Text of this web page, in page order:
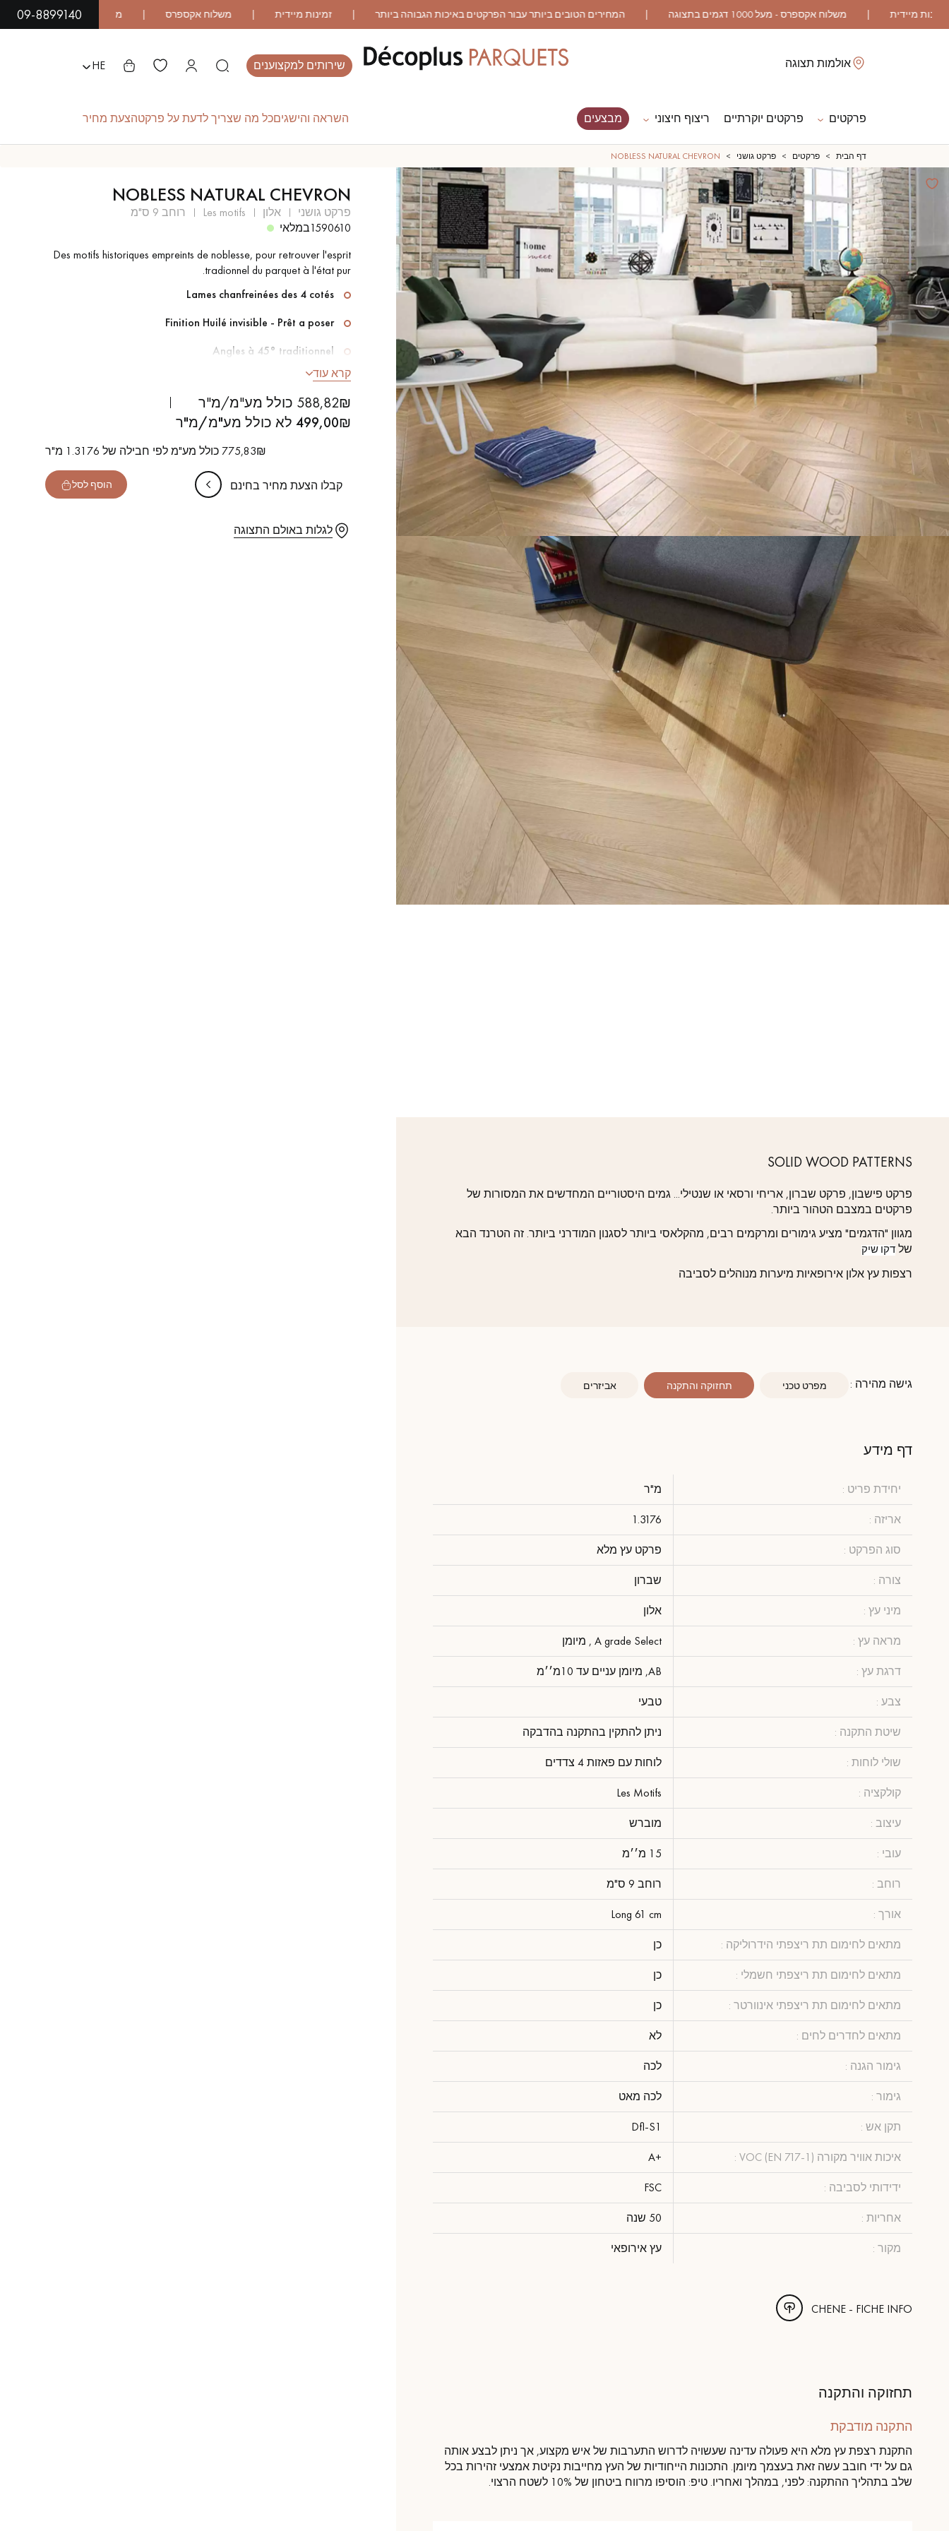
09-8899140
אולמות תצוגה שירותים למקצוענים HE
פרקטים פרקטים יוקרתיים ריצוף חיצוני מבצעים השראה והישגיםכל מה שצריך לדעת על פרקטהצעת מחיר
LES RECHERCHES LES PLUS COURANTES
פרקט גושני פרקט רב שכבתי
WOOD VENEER
FLOORING
פרקט עם דפוס פרקט עץ אקזוטי פרקט לכה
פרקט גימור שמן פרקט גולמי פרקט מיושן פרקט עץ אלון מעושן פרקט לוחות רחבים
אביזרי לפרקט
Our advisors are available at
09-8899140
?יש לכם פרויקט חדש
המומחים שלנו עומדים לרשותכם כדי להדריך אותכם שלב אחר שלב בבחירה ובהתקנה של הפרקט שלכם.
קבל שיחה חוזרת מיועץ של
דקופלוס פרקטים.
קבעו פגישה מותאמת אישית.
דף הבית פרקטים פרקט גושני NOBLESS NATURAL CHEVRON
NOBLESS NATURAL CHEVRON
פרקט גושני אלון les motifs
רוחב 9 ס"מ
1590610במלאי
Des motifs historiques empreints de noblesse, pour retrouver l'esprit
tradionnel du parquet à l'état pur.
Lames chanfreinées des 4 cotés
Finition Huilé invisible - Prêt a poser
Angles à 45° traditionnel
Pose collée sur support
קרא עוד
588,82₪ כולל מע"מ/מ"ר
499,00₪ לא כולל מע"מ/מ"ר
775,83₪ כולל מע"מ לפי חבילה של 1.3176 מ"ר
קבלו הצעת מחיר בחינם
מ"ר
או
הוסף לסל
לגלות באולם התצוגה
SOLID WOOD PATTERNS
פרקט פישבון, פרקט שברון, אריחי ורסאי או שנטילי... גמים היסטוריים המחדשים את המסורות של
פרקטים במצבם הטהור ביותר.
מגוון "הדגמים" מציע גימורים ומרקמים רבים, מהקלאסי ביותר לסגנון המודרני ביותר. זה הטרנד הבא
של דקו שיק
רצפות עץ אלון אירופאיות מיערות מנוהלים לסביבה
גישה מהירה : מפרט טכני תחזוקה והתקנה אביזרים
דף מידע
יחידת פריט : מ"ר
אריזה : 1.3176
סוג הפרקט : פרקט עץ מלא
צורה : שברון
מיני עץ : אלון
מראה עץ : A grade Select , מיומן
דרגת עץ : AB, מיומן עניים עד 10מ׳׳מ
צבע : טבעי
שיטת התקנה : ניתן להתקין בהתקנה בהדבקה
שולי לוחות : לוחות עם פאזות 4 צדדים
קולקציה : Les Motifs
עיצוב : מוברש
עובי : 15 מ׳׳מ
רוחב : רוחב 9 ס"מ
אורך : Long 61 cm
מתאים לחימום תת ריצפתי הידרוליקה : כן
מתאים לחימום תת ריצפתי חשמלי : כן
מתאים לחימום תת ריצפתי אינוורטר : כן
מתאים לחדרים לחים : לא
גימור הגנה : לכה
גימור : לכה מאט
תקן אש : Dfl-S1
איכות אוויר מקורה (VOC (EN 717-1 : +A
ידידותי לסביבה : FSC
אחריות : 50 שנה
מקור : עץ אירופאי
CHENE - FICHE INFO
תחזוקה והתקנה
התקנה מודבקת
התקנת רצפת עץ מלא היא פעולה עדינה שעשויה לדרוש התערבות של איש מקצוע, אך ניתן לבצע אותה
גם על ידי חובב עשה זאת בעצמך מיומן. התכונות הייחודיות של העץ מחייבות נקיטת אמצעי זהירות בכל
שלב בתהליך ההתקנה: לפני, במהלך ואחריו. טיפ: הוסיפו מרווח ביטחון של 10% לשטח הרצוי.